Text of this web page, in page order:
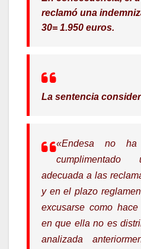
reclamó una
30= 1.950 euros.
La sentencia
«Endesa no ha
cumplimentado
adecuada a las
y en el plazo
excusarse como
en que ella no es
analizada